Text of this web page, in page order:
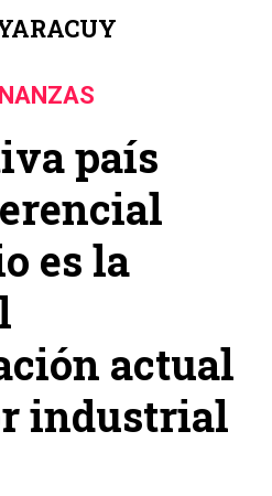
país
es la
actual
industrial